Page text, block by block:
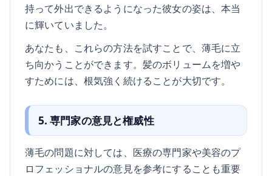
持って外出できるようになった彼女の姿は、本当
に輝いていました。
あなたも、これらの方法を試すことで、薄毛に立
ち向かうことができます。髪のボリュームを増や
すためには、根気強く続けることが大切です。
5. 専門家の意見と権威性
薄毛の問題に対しては、医療の専門家や美容のプ
ロフェッショナルの意見を参考にすることも重要